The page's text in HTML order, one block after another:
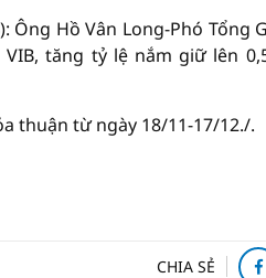
Ông Hồ Vân Long-Phó Tổng
tăng tỷ lệ nắm giữ lên
thuận từ ngày 18/11-17/12./.
CHIA SẺ